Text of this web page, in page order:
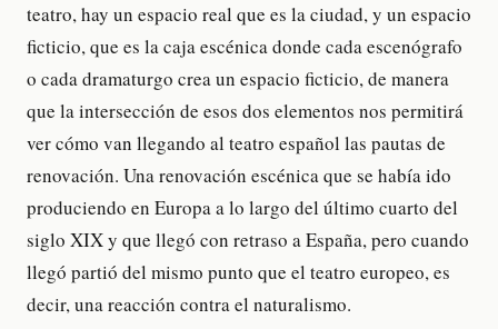
teatro, hay un espacio real que es la ciudad, y un espacio
ficticio, que es la caja escénica donde cada escenógrafo
o cada dramaturgo crea un espacio ficticio, de manera
que la intersección de esos dos elementos nos permitirá
ver cómo van llegando al teatro español las pautas de
renovación. Una renovación escénica que se había ido
produciendo en Europa a lo largo del último cuarto del
siglo XIX y que llegó con retraso a España, pero cuando
llegó partió del mismo punto que el teatro europeo, es
decir, una reacción contra el naturalismo.